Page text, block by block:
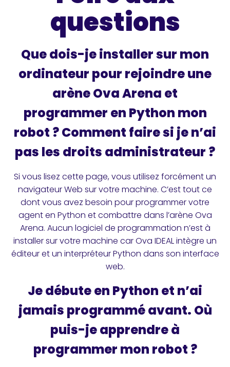
questions
Que dois-je installer sur mon
ordinateur pour rejoindre une
arène Ova Arena et
programmer en Python mon
robot ? Comment faire si je n’ai
pas les droits administrateur ?
Si vous lisez cette page, vous utilisez forcément un
navigateur Web sur votre machine. C’est tout ce
dont vous avez besoin pour programmer votre
agent en Python et combattre dans l’arène Ova
Arena. Aucun logiciel de programmation n’est à
installer sur votre machine car Ova IDEAL intègre un
éditeur et un interpréteur Python dans son interface
web.
Je débute en Python et n’ai
jamais programmé avant. Où
puis-je apprendre à
programmer mon robot ?